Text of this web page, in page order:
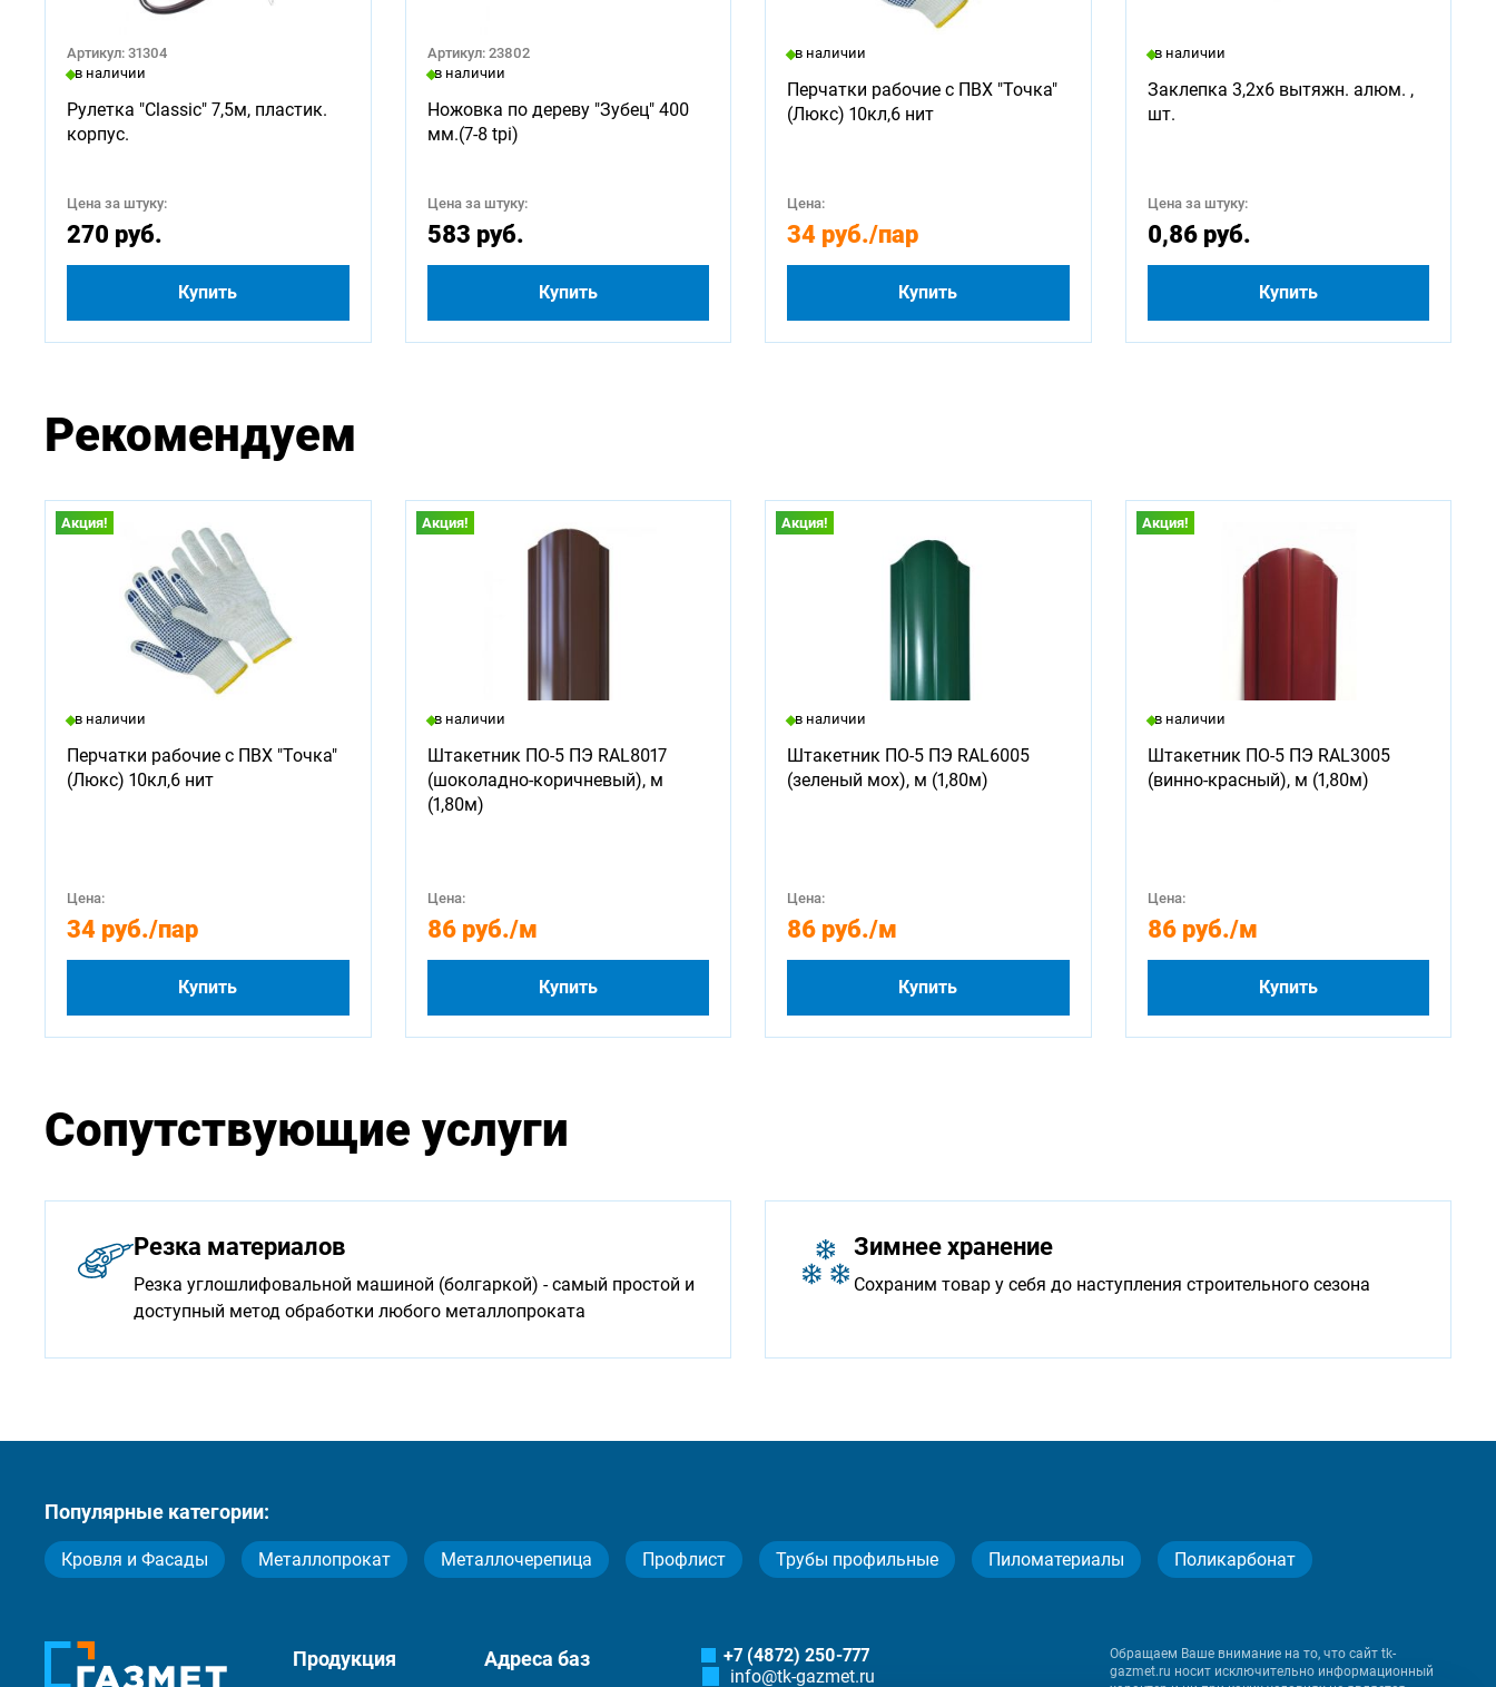
Артикул: 31304
в наличии
Рулетка "Classic" 7,5м, пластик.
корпус.
Цена за штуку:
270 руб.
Купить
Артикул: 23802
в наличии
Ножовка по дереву "Зубец" 400
мм.(7-8 tpi)
Цена за штуку:
583 руб.
Купить
в наличии
Перчатки рабочие с ПВХ "Точка"
(Люкс) 10кл,6 нит
Цена:
34 руб./пар
Купить
в наличии
Заклепка 3,2х6 вытяжн. алюм. ,
шт.
Цена за штуку:
0,86 руб.
Купить
Рекомендуем
Акция!
в наличии
Перчатки рабочие с ПВХ "Точка"
(Люкс) 10кл,6 нит
Цена:
34 руб./пар
Купить
Акция!
в наличии
Штакетник ПО-5 ПЭ RAL8017
(шоколадно-коричневый), м
(1,80м)
Цена:
86 руб./м
Купить
Акция!
в наличии
Штакетник ПО-5 ПЭ RAL6005
(зеленый мох), м (1,80м)
Цена:
86 руб./м
Купить
Акция!
в наличии
Штакетник ПО-5 ПЭ RAL3005
(винно-красный), м (1,80м)
Цена:
86 руб./м
Купить
Сопутствующие услуги
Резка материалов
Резка углошлифовальной машиной (болгаркой) - самый простой и
доступный метод обработки любого металлопроката
Зимнее хранение
Сохраним товар у себя до наступления строительного сезона
Популярные категории:
Кровля и Фасады Металлопрокат Металлочерепица Профлист Трубы профильные Пиломатериалы Поликарбонат
Продукция Адреса баз
+7 (4872) 250-777
info@tk-gazmet.ru
Обращаем Ваше внимание на то, что сайт tk-
gazmet.ru носит исключительно информационный